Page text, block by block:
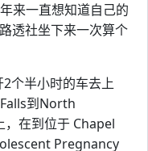
来一直想知道自己的
透社坐下来一次算个
个半小时的车去上
到North
在到位于 Chapel
Pregnancy